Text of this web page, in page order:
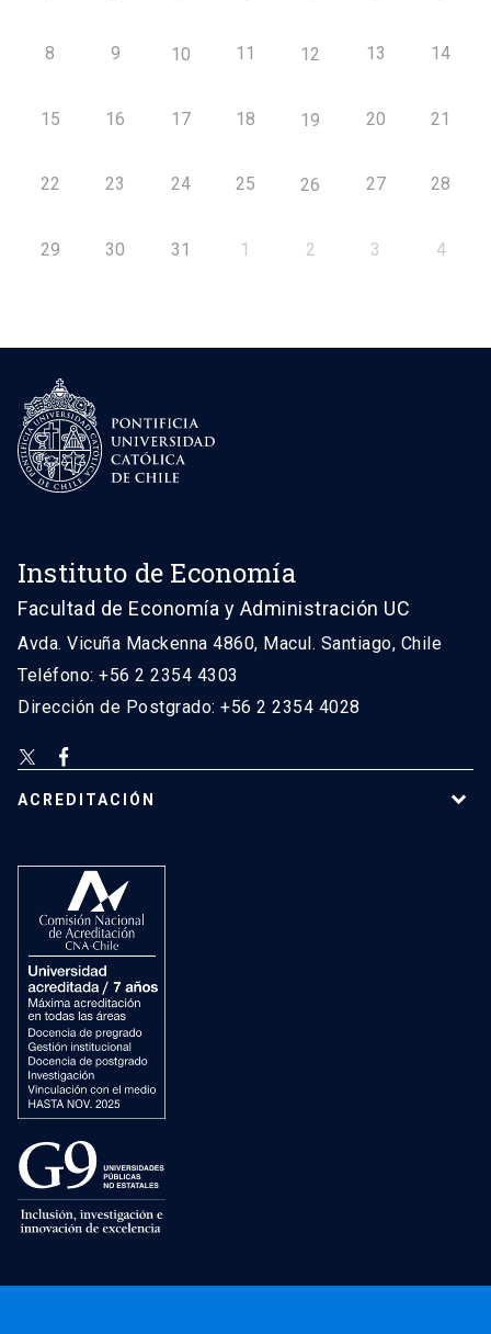
8 9 10 11 12 13 14
15 16 17 18 19 20 21
22 23 24 25 26 27 28
29 30 31 1 2 3 4
Instituto de Economía
Facultad de Economía y Administración UC
Avda. Vicuña Mackenna 4860, Macul. Santiago, Chile
Teléfono: +56 2 2354 4303
Dirección de Postgrado: +56 2 2354 4028
ACREDITACIÓN